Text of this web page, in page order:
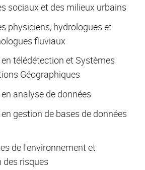
sociaux et des milieux urbains
physiciens, hydrologues et
fluviaux
télédétection et Systèmes
Géographiques
analyse de données
gestion de bases de données
de l'environnement et
risques